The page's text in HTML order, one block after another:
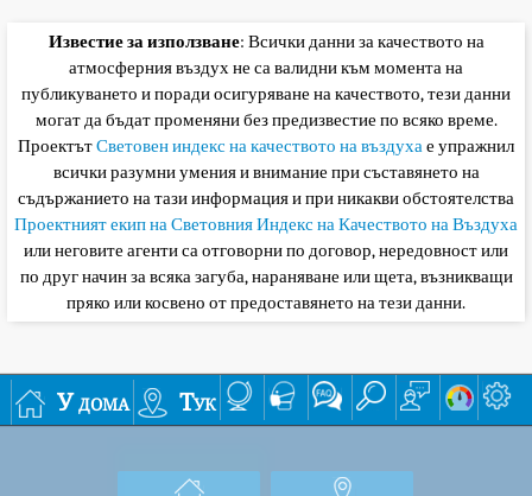
Известие за използване: Всички данни за качеството на
атмосферния въздух не са валидни към момента на
публикуването и поради осигуряване на качеството, тези данни
могат да бъдат променяни без предизвестие по всяко време.
ПроектътСветовен индекс на качеството на въздухае упражнил
всички разумни умения и внимание при съставянето на
съдържанието на тази информация и при никакви обстоятелства
Проектният екип на Световния Индекс на Качеството на Въздуха
или неговите агенти са отговорни по договор, нередовност или
по друг начин за всяка загуба, нараняване или щета, възникващи
пряко или косвено от предоставянето на тези данни.
У дома Тук